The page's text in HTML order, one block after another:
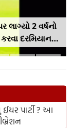
લાગ્યો 2 વર્ષનો
દરમિયાન
પાર્ટી ? આ